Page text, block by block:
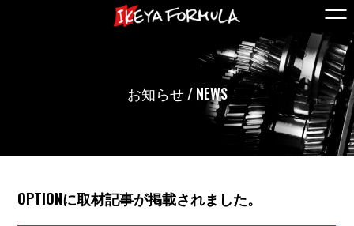
お知らせ / NEWS
OPTIONに取材記事が掲載されました。